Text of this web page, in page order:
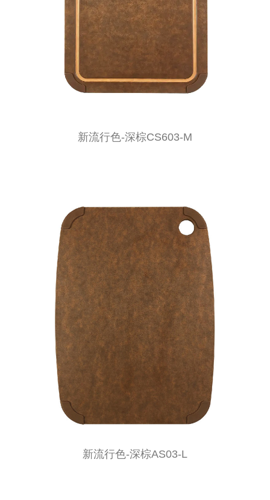
新流行色-深棕CS603-M
新流行色-深棕AS03-L